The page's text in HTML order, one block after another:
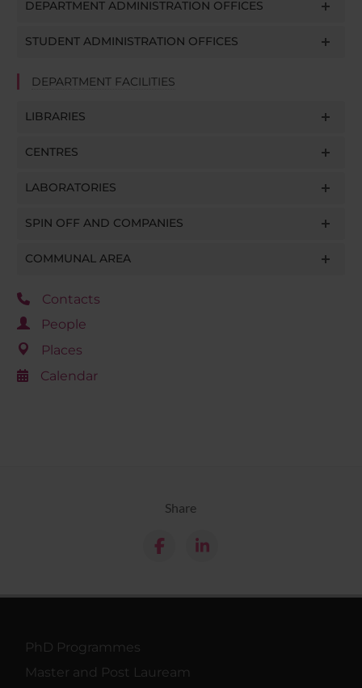
DEPARTMENT ADMINISTRATION OFFICES
STUDENT ADMINISTRATION OFFICES
DEPARTMENT FACILITIES
LIBRARIES
CENTRES
LABORATORIES
SPIN OFF AND COMPANIES
COMMUNAL AREA
Contacts
People
Places
Calendar
Share
PhD Programmes
Master and Post Lauream